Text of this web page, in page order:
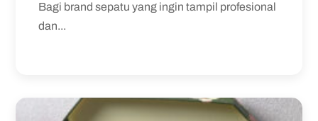
Bagi brand sepatu yang ingin tampil profesional
dan...